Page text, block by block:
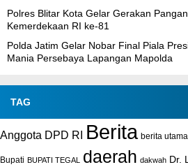
Polres Blitar Kota Gelar Gerakan
Kemerdekaan RI ke-81
Polda Jatim Gelar Nobar Final Piala
Mania Persebaya Lapangan Mapolda
TAG
Anggota DPD RI Berita berita utama
Bupati BUPATI TEGAL daerah dakwah Dr.